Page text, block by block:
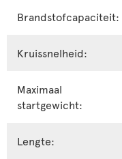
Brandstofcapaciteit:
Kruissnelheid:
Maximaal
startgewicht:
Lengte: